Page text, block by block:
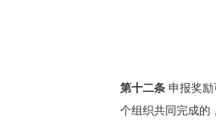
第十二条申报奖励
个组织共同完成的